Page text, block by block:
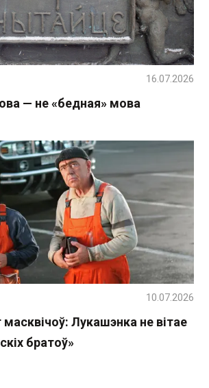
— не «бедная» мова
16.07.2026
масквічоў: Лукашэнка не вітае
братоў»
10.07.2026